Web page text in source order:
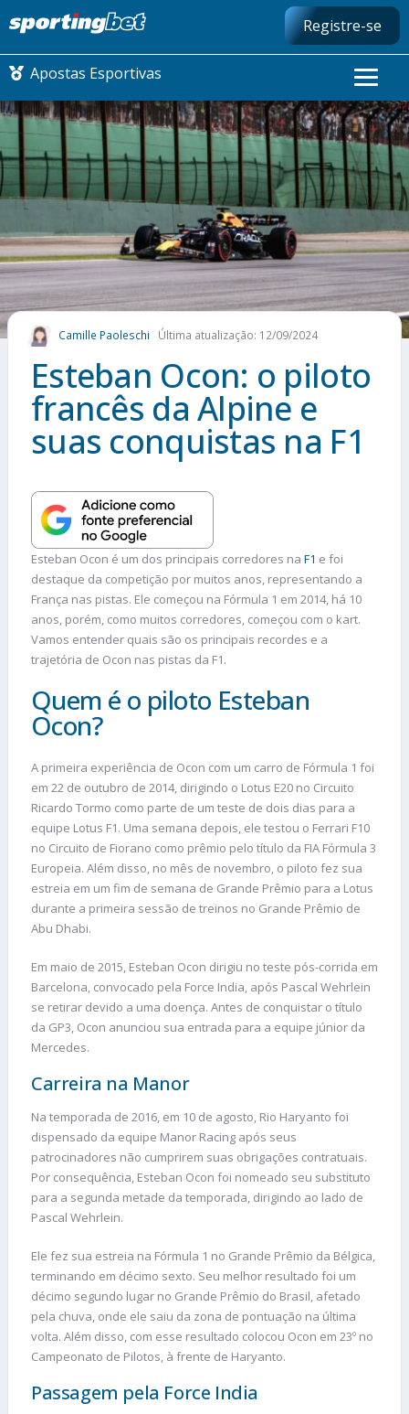
Registre-se
Apostas Esportivas
CONMEBOL LIBERTADORES
FUTEBOL NACIONAL
FUTEBOL INTERNACIONAL
COMO APOSTAR
MAIS ESPORTES
Camille Paoleschi Última atualização: 12/09/2024
Esteban Ocon: o piloto
francês da Alpine e
suas conquistas na F1
Esteban Ocon é um dos principais corredores na F1 e foi
destaque da competição por muitos anos, representando a
França nas pistas. Ele começou na Fórmula 1 em 2014, há 10
anos, porém, como muitos corredores, começou com o kart.
Vamos entender quais são os principais recordes e a
trajetória de Ocon nas pistas da F1.
Quem é o piloto Esteban
Ocon?
A primeira experiência de Ocon com um carro de Fórmula 1 foi
em 22 de outubro de 2014, dirigindo o Lotus E20 no Circuito
Ricardo Tormo como parte de um teste de dois dias para a
equipe Lotus F1. Uma semana depois, ele testou o Ferrari F10
no Circuito de Fiorano como prêmio pelo título da FIA Fórmula 3
Europeia. Além disso, no mês de novembro, o piloto fez sua
estreia em um fim de semana de Grande Prêmio para a Lotus
durante a primeira sessão de treinos no Grande Prêmio de
Abu Dhabi.
Em maio de 2015, Esteban Ocon dirigiu no teste pós-corrida em
Barcelona, convocado pela Force India, após Pascal Wehrlein
se retirar devido a uma doença. Antes de conquistar o título
da GP3, Ocon anunciou sua entrada para a equipe júnior da
Mercedes.
Carreira na Manor
Na temporada de 2016, em 10 de agosto, Rio Haryanto foi
dispensado da equipe Manor Racing após seus
patrocinadores não cumprirem suas obrigações contratuais.
Por consequência, Esteban Ocon foi nomeado seu substituto
para a segunda metade da temporada, dirigindo ao lado de
Pascal Wehrlein.
Ele fez sua estreia na Fórmula 1 no Grande Prêmio da Bélgica,
terminando em décimo sexto. Seu melhor resultado foi um
décimo segundo lugar no Grande Prêmio do Brasil, afetado
pela chuva, onde ele saiu da zona de pontuação na última
volta. Além disso, com esse resultado colocou Ocon em 23º no
Campeonato de Pilotos, à frente de Haryanto.
Passagem pela Force India